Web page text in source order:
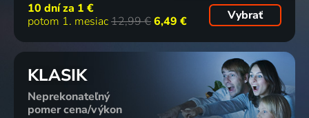
10 dní za 1 €
potom 1. mesiac12,99 €6,49 € Vybrať
KLASIK
Neprekonateľný
pomer cena/výkon